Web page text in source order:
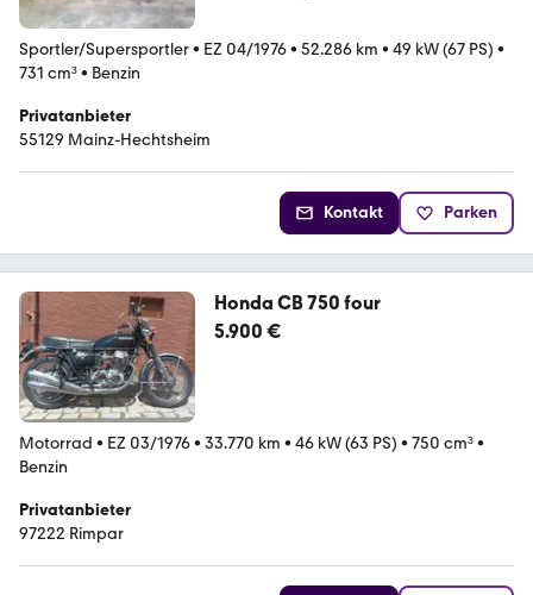
Sportler/Supersportler• EZ 04/1976• 52.286 km • 49 kW (67 PS) •
731 cm³• Benzin
Privatanbieter
55129 Mainz-Hechtsheim
Kontakt Parken
Honda CB 750 four
5.900 €
Motorrad • EZ 03/1976• 33.770 km • 46 kW (63 PS) • 750 cm³•
Benzin
Privatanbieter
97222 Rimpar